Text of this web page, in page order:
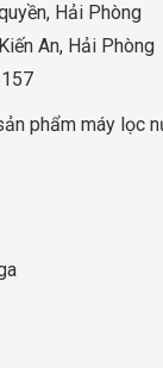
Hải Phòng
An, Hải Phòng
phẩm máy lọc